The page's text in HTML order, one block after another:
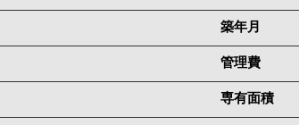
築年月
管理費
専有面積